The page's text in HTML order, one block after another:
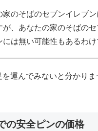
家のそばのセブンイレブン
が、あなたの家のそばの
には無い可能性もあるわけ
運んでみないと分かりま
の安全ピンの価格